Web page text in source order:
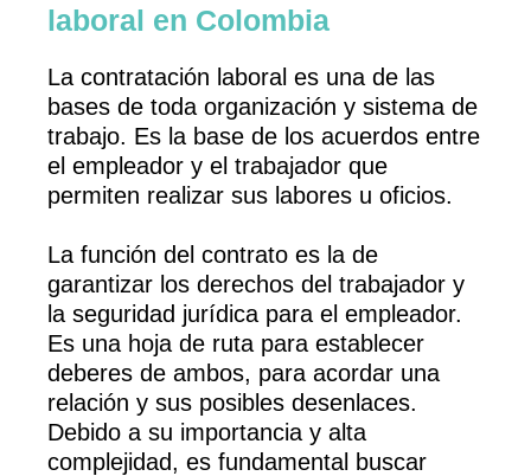
laboral en Colombia
La contratación laboral es una de las
bases de toda organización y sistema de
trabajo. Es la base de los acuerdos entre
el empleador y el trabajador que
permiten realizar sus labores u oficios.
La función del contrato es la de
garantizar los derechos del trabajador y
la seguridad jurídica para el empleador.
Es una hoja de ruta para establecer
deberes de ambos, para acordar una
relación y sus posibles desenlaces.
Debido a su importancia y alta
complejidad, es fundamental buscar